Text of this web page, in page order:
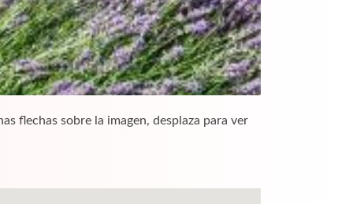
flechas sobre la imagen, desplaza para ver